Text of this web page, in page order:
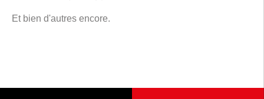
Et bien d'autres encore.